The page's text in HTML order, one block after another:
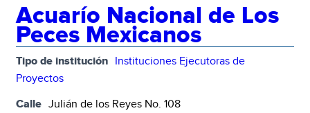
Acuarío Nacional de Los
Peces Mexicanos
Tipo de institución Instituciones Ejecutoras de
Proyectos
Calle Julián de los Reyes No. 108